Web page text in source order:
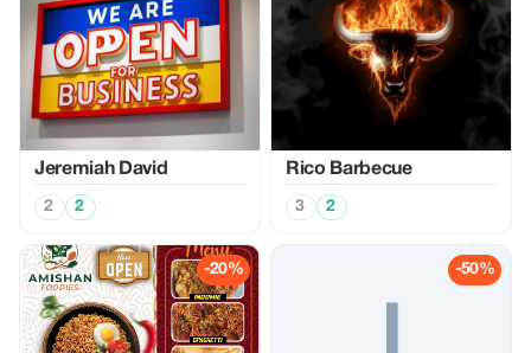
Jeremiah David
2 2
Rico Barbecue
3 2
-20% -50%